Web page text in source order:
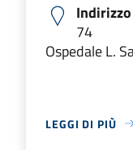
Indirizzo
74
Ospedale L.
LEGGI DI PIÙ